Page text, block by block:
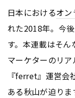
日本におけるオン
れた2018年。今
す。本連載はそん
マーケターのリア
『ferret』運営会
ある秋山が迫りま